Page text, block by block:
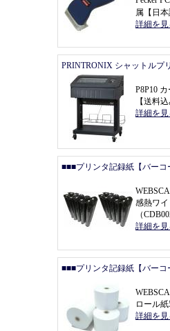
属 【 日
詳細を
PRINTRONIX シャットルプ
P8P10
【送料
詳細を
■■■プリンタ記録紙【バー
感熱ワ
（
詳細を
■■■プリンタ記録紙【バー
ロール
詳細を